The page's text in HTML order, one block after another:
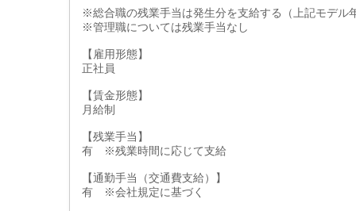
※総合職の残業手当は発生分を支給する（上記モデル
※管理職については残業手当なし
【雇用形態】
正社員
【賃金形態】
月給制
【残業手当】
有 ※残業時間に応じて支給
【通勤手当（交通費支給）】
有 ※会社規定に基づく